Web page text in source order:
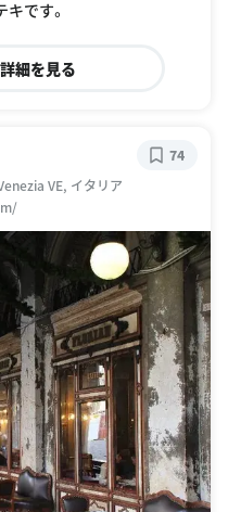
です。
細を見る
VE, イタリア
74